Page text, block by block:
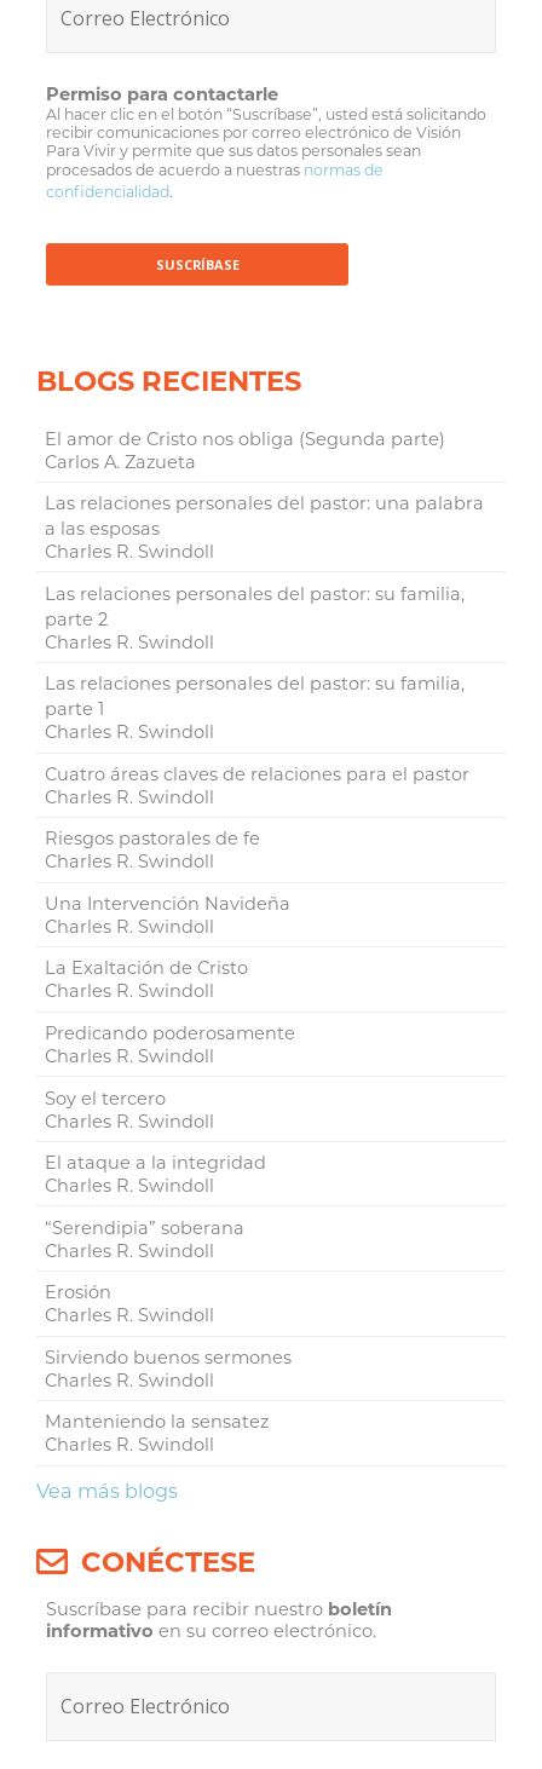
Permiso para contactarle
Al hacer clic en el botón “Suscríbase”, usted está solicitando
recibir comunicaciones por correo electrónico de Visión
Para Vivir y permite que sus datos personales sean
procesados de acuerdo a nuestras normas de
confidencialidad.
BLOGS RECIENTES
El amor de Cristo nos obliga (Segunda parte)
Carlos A. Zazueta
Las relaciones personales del pastor: una palabra
a las esposas
Charles R. Swindoll
Las relaciones personales del pastor: su familia,
parte 2
Charles R. Swindoll
Las relaciones personales del pastor: su familia,
parte 1
Charles R. Swindoll
Cuatro áreas claves de relaciones para el pastor
Charles R. Swindoll
Riesgos pastorales de fe
Charles R. Swindoll
Una Intervención Navideña
Charles R. Swindoll
La Exaltación de Cristo
Charles R. Swindoll
Predicando poderosamente
Charles R. Swindoll
Soy el tercero
Charles R. Swindoll
El ataque a la integridad
Charles R. Swindoll
“Serendipia” soberana
Charles R. Swindoll
Erosión
Charles R. Swindoll
Sirviendo buenos sermones
Charles R. Swindoll
Manteniendo la sensatez
Charles R. Swindoll
Vea más blogs
CONÉCTESE
Suscríbase para recibir nuestro boletín
informativo en su correo electrónico.